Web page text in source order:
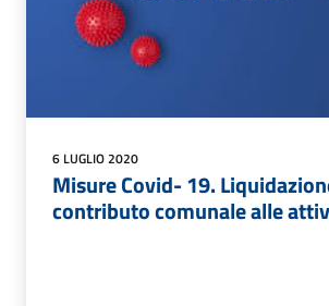
6 LUGLIO 2020
Misure Covid- 19.
contributo comunale alle